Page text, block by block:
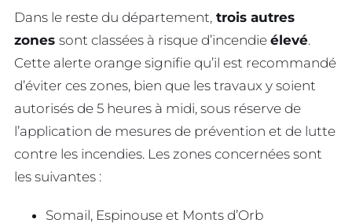
Dans le reste du département, trois autres
zones sont classées à risque d’incendie élevé.
Cette alerte orange signifie qu’il est recommandé
d’éviter ces zones, bien que les travaux y soient
autorisés de 5 heures à midi, sous réserve de
l’application de mesures de prévention et de lutte
contre les incendies. Les zones concernées sont
les suivantes :
Somail, Espinouse et Monts d’Orb